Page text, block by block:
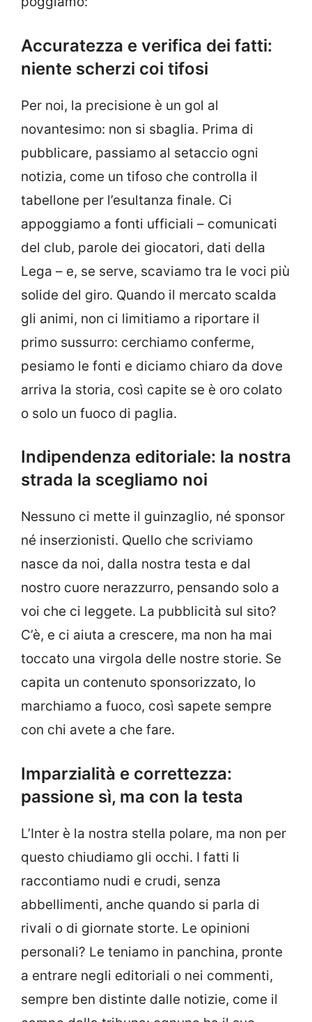
Accuratezza e verifica dei fatti:
niente scherzi coi tifosi
Per noi, la precisione è un gol al
novantesimo: non si sbaglia. Prima di
pubblicare, passiamo al setaccio ogni
notizia, come un tifoso che controlla il
tabellone per l’esultanza finale. Ci
appoggiamo a fonti ufficiali – comunicati
del club, parole dei giocatori, dati della
Lega – e, se serve, scaviamo tra le voci più
solide del giro. Quando il mercato scalda
gli animi, non ci limitiamo a riportare il
primo sussurro: cerchiamo conferme,
pesiamo le fonti e diciamo chiaro da dove
arriva la storia, così capite se è oro colato
o solo un fuoco di paglia.
Indipendenza editoriale: la nostra
strada la scegliamo noi
Nessuno ci mette il guinzaglio, né sponsor
né inserzionisti. Quello che scriviamo
nasce da noi, dalla nostra testa e dal
nostro cuore nerazzurro, pensando solo a
voi che ci leggete. La pubblicità sul sito?
C’è, e ci aiuta a crescere, ma non ha mai
toccato una virgola delle nostre storie. Se
capita un contenuto sponsorizzato, lo
marchiamo a fuoco, così sapete sempre
con chi avete a che fare.
Imparzialità e correttezza:
passione sì, ma con la testa
L’Inter è la nostra stella polare, ma non per
questo chiudiamo gli occhi. I fatti li
raccontiamo nudi e crudi, senza
abbellimenti, anche quando si parla di
rivali o di giornate storte. Le opinioni
personali? Le teniamo in panchina, pronte
a entrare negli editoriali o nei commenti,
sempre ben distinte dalle notizie, come il